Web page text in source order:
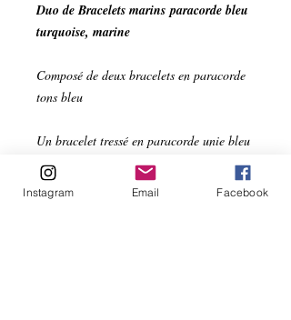
Duo de Bracelets marins paracorde bleu
turquoise, marine
Composé de deux bracelets en paracorde
tons bleu
Un bracelet tressé en paracorde unie bleu
turquoise clair, bleu turquoise foncé et
mélange, bleu turquoise, bleu marine,
Instagram Email Facebook